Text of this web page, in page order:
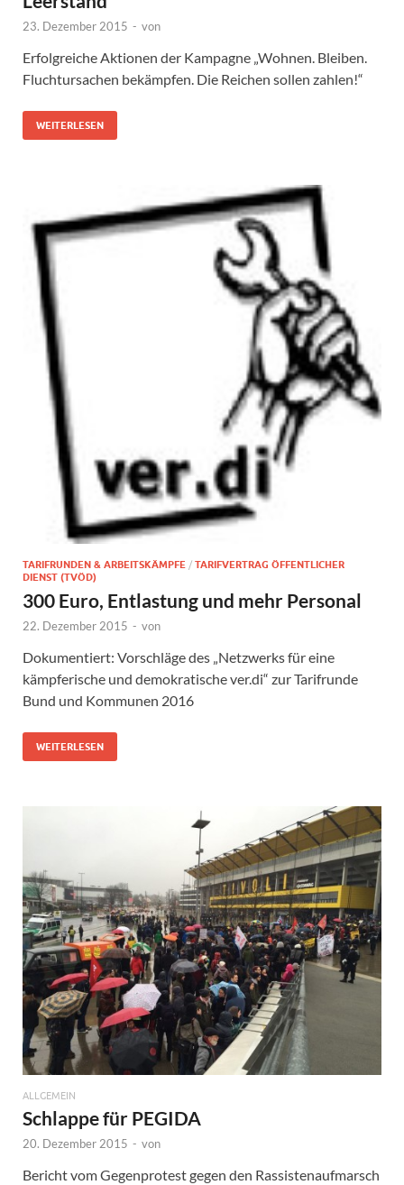
23. Dezember 2015 - von
Erfolgreiche Aktionen der Kampagne „Wohnen. Bleiben.
Fluchtursachen bekämpfen. Die Reichen sollen zahlen!“
WEITERLESEN
TARIFRUNDEN & ARBEITSKÄMPFE / TARIFVERTRAG ÖFFENTLICHER
DIENST (TVÖD)
300 Euro, Entlastung und mehr Personal
22. Dezember 2015 - von
Dokumentiert: Vorschläge des „Netzwerks für eine
kämpferische und demokratische ver.di“ zur Tarifrunde
Bund und Kommunen 2016
WEITERLESEN
ALLGEMEIN
Schlappe für PEGIDA
20. Dezember 2015 - von
Bericht vom Gegenprotest gegen den Rassistenaufmarsch